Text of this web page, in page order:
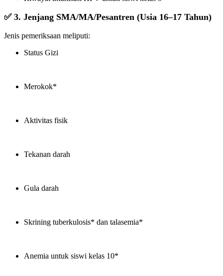
✅ 3. Jenjang SMA/MA/Pesantren (Usia 16–17 Tahun)
Jenis pemeriksaan meliputi:
Status Gizi
Merokok*
Aktivitas fisik
Tekanan darah
Gula darah
Skrining tuberkulosis* dan talasemia*
Anemia untuk siswi kelas 10*